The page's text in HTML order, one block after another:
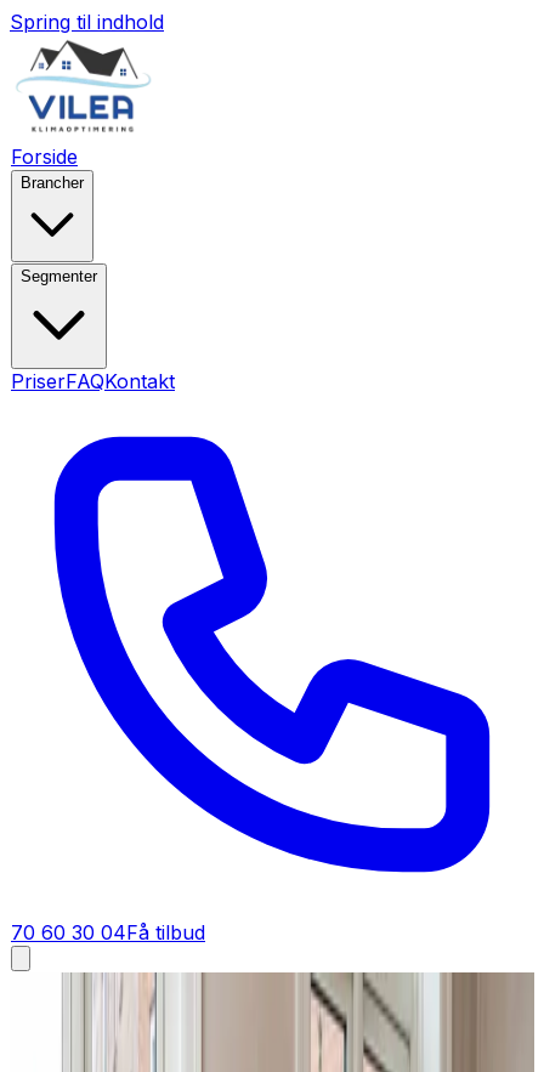
Spring til indhold
Forside
Brancher
Segmenter
PriserFAQKontakt
70 60 30 04Få tilbud
Industriventilation i
Industriventilation i Tinglev